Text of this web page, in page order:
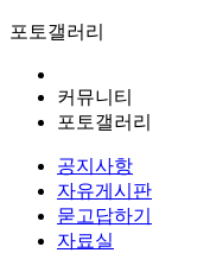
포토갤러리
커뮤니티
포토갤러리
공지사항
자유게시판
묻고답하기
자료실